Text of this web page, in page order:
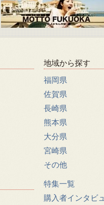
地域から探す
福岡県
佐賀県
長崎県
熊本県
大分県
宮崎県
その他
特集一覧
購入者インタビ